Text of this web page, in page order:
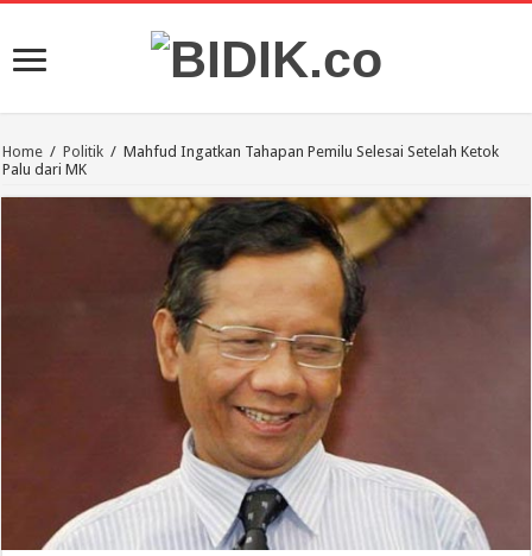
Home / Politik / Mahfud Ingatkan Tahapan Pemilu Selesai Setelah Ketok
Palu dari MK